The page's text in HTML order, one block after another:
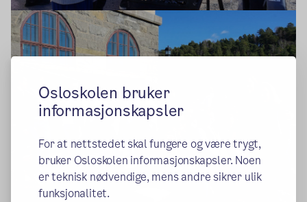
Osloskolen bruker
informasjonskapsler
For at nettstedet skal fungere og være trygt,
bruker Osloskolen informasjonskapsler. Noen
er teknisk nødvendige, mens andre sikrer ulik
funksjonalitet.